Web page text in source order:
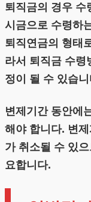
퇴직금의 경우 수
시금으로 수령하
퇴직연금의 형태
라서 퇴직금 수령
정이 될 수 있습니
변제기간 동안에
해야 합니다. 변
가 취소될 수 있
요합니다.